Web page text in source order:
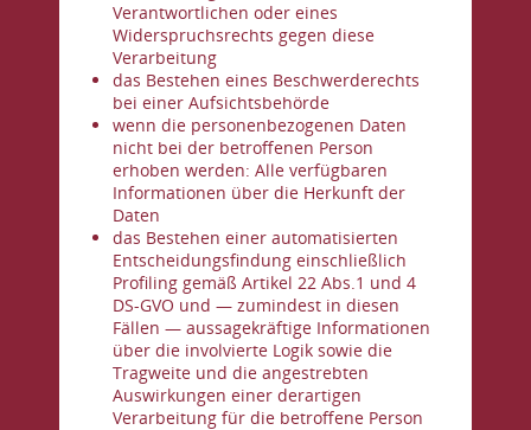
Verantwortlichen oder eines
Widerspruchsrechts gegen diese
Verarbeitung
das Bestehen eines Beschwerderechts
bei einer Aufsichtsbehörde
wenn die personenbezogenen Daten
nicht bei der betroffenen Person
erhoben werden: Alle verfügbaren
Informationen über die Herkunft der
Daten
das Bestehen einer automatisierten
Entscheidungsfindung einschließlich
Profiling gemäß Artikel 22 Abs.1 und 4
DS-GVO und — zumindest in diesen
Fällen — aussagekräftige Informationen
über die involvierte Logik sowie die
Tragweite und die angestrebten
Auswirkungen einer derartigen
Verarbeitung für die betroffene Person